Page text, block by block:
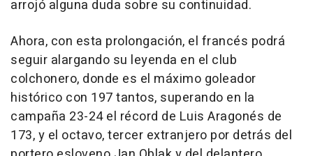
arrojó alguna duda sobre su continuidad.
Ahora, con esta prolongación, el francés podrá
seguir alargando su leyenda en el club
colchonero, donde es el máximo goleador
histórico con 197 tantos, superando en la
campaña 23-24 el récord de Luis Aragonés de
173, y el octavo, tercer extranjero por detrás del